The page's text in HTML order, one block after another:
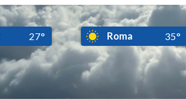
27° Roma 35°